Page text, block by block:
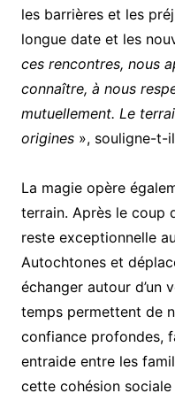
les barrières et les
longue date et les
ces rencontres, nous
connaître, à nous
mutuellement. Le
origines », souligne-t-
La magie opère
terrain. Après le coup
reste exceptionnelle
Autochtones et
échanger autour d’un
temps permettent de
confiance profondes,
entraide entre les
cette cohésion